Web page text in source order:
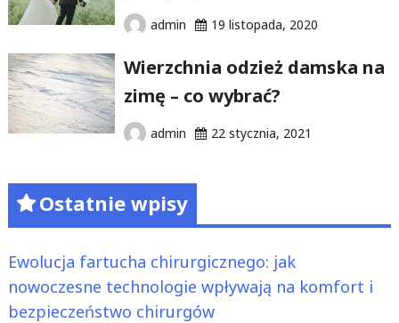
admin 19 listopada, 2020
Wierzchnia odzież damska na
zimę – co wybrać?
admin 22 stycznia, 2021
Ostatnie wpisy
Ewolucja fartucha chirurgicznego: jak
nowoczesne technologie wpływają na komfort i
bezpieczeństwo chirurgów